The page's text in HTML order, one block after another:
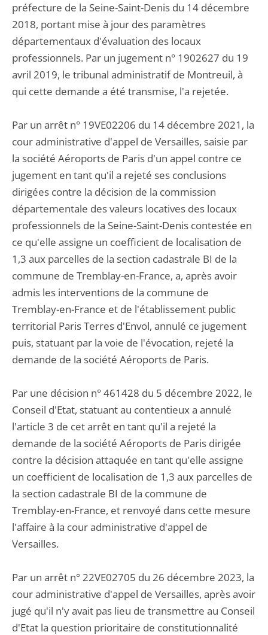
préfecture de la Seine-Saint-Denis du 14 décembre
2018, portant mise à jour des paramètres
départementaux d'évaluation des locaux
professionnels. Par un jugement n° 1902627 du 19
avril 2019, le tribunal administratif de Montreuil, à
qui cette demande a été transmise, l'a rejetée.
Par un arrêt n° 19VE02206 du 14 décembre 2021, la
cour administrative d'appel de Versailles, saisie par
la société Aéroports de Paris d'un appel contre ce
jugement en tant qu'il a rejeté ses conclusions
dirigées contre la décision de la commission
départementale des valeurs locatives des locaux
professionnels de la Seine-Saint-Denis contestée en
ce qu'elle assigne un coefficient de localisation de
1,3 aux parcelles de la section cadastrale BI de la
commune de Tremblay-en-France, a, après avoir
admis les interventions de la commune de
Tremblay-en-France et de l'établissement public
territorial Paris Terres d'Envol, annulé ce jugement
puis, statuant par la voie de l'évocation, rejeté la
demande de la société Aéroports de Paris.
Par une décision n° 461428 du 5 décembre 2022, le
Conseil d'Etat, statuant au contentieux a annulé
l'article 3 de cet arrêt en tant qu'il a rejeté la
demande de la société Aéroports de Paris dirigée
contre la décision attaquée en tant qu'elle assigne
un coefficient de localisation de 1,3 aux parcelles de
la section cadastrale BI de la commune de
Tremblay-en-France, et renvoyé dans cette mesure
l'affaire à la cour administrative d'appel de
Versailles.
Par un arrêt n° 22VE02705 du 26 décembre 2023, la
cour administrative d'appel de Versailles, après avoir
jugé qu'il n'y avait pas lieu de transmettre au Conseil
d'Etat la question prioritaire de constitutionnalité